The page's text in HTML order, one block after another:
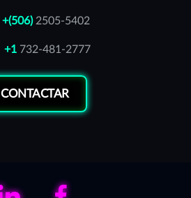
+(506)2505-5402
+1 732-481-2777
CONTACTAR
LinkedIn Facebook